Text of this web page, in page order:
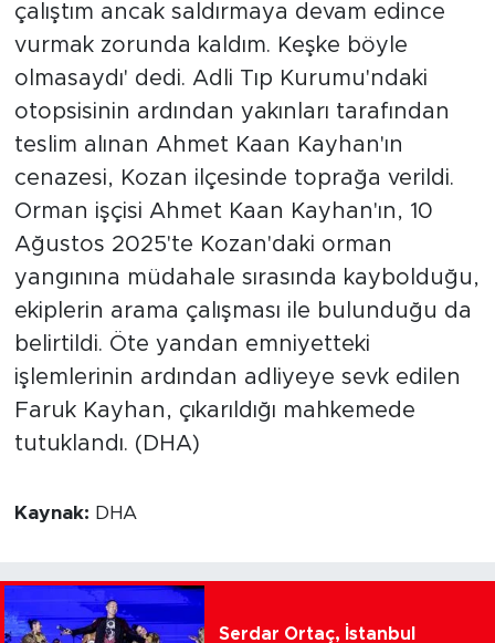
çalıştım ancak saldırmaya devam edince
vurmak zorunda kaldım. Keşke böyle
olmasaydı' dedi. Adli Tıp Kurumu'ndaki
otopsisinin ardından yakınları tarafından
teslim alınan Ahmet Kaan Kayhan'ın
cenazesi, Kozan ilçesinde toprağa verildi.
Orman işçisi Ahmet Kaan Kayhan'ın, 10
Ağustos 2025'te Kozan'daki orman
yangınına müdahale sırasında kaybolduğu,
ekiplerin arama çalışması ile bulunduğu da
belirtildi. Öte yandan emniyetteki
işlemlerinin ardından adliyeye sevk edilen
Faruk Kayhan, çıkarıldığı mahkemede
tutuklandı. (DHA)
Kaynak: DHA
Serdar Ortaç, İstanbul